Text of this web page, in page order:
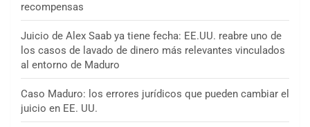
recompensas
Juicio de Alex Saab ya tiene fecha: EE.UU. reabre uno de
los casos de lavado de dinero más relevantes vinculados
al entorno de Maduro
Caso Maduro: los errores jurídicos que pueden cambiar el
juicio en EE. UU.